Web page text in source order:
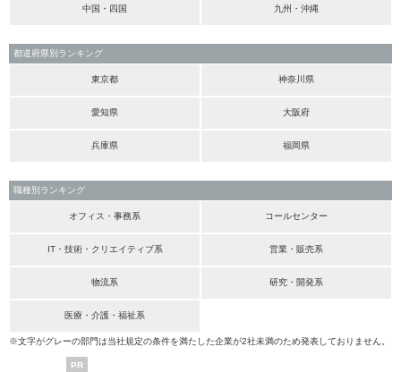
中国・四国 九州・沖縄
都道府県別ランキング
東京都 神奈川県
愛知県 大阪府
兵庫県 福岡県
職種別ランキング
オフィス・事務系 コールセンター
IT・技術・クリエイティブ系 営業・販売系
物流系 研究・開発系
医療・介護・福祉系
※文字がグレーの部門は当社規定の条件を満たした企業が2社未満のため発表しておりません。
PR